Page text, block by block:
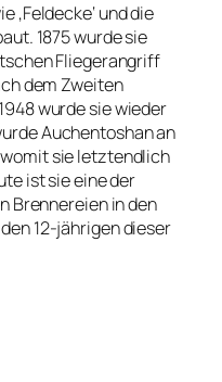
‚Feldecke‘ und die
1875 wurde sie
Fliegerangriff
dem Zweiten
wurde sie wieder
Auchentoshan an
sie letztendlich
ist sie eine der
Brennereien in den
12-jährigen dieser